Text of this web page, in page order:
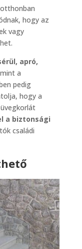
hogy az
vagy
apró,
a
pedig
hogy a
a biztonsági
családi